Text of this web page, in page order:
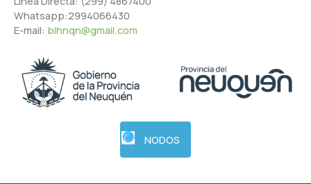
Whatsapp:2994066430
E-mail: blhnqn@gmail.com
NODOS